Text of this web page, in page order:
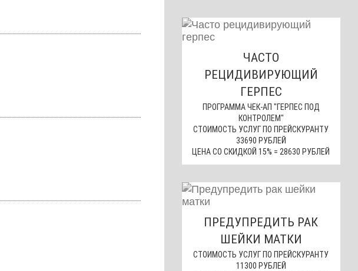
ЧАСТО
РЕЦИДИВИРУЮЩИЙ
ГЕРПЕС
ПРОГРАММА ЧЕК-АП "ГЕРПЕС ПОД
КОНТРОЛЕМ"
СТОИМОСТЬ УСЛУГ ПО ПРЕЙСКУРАНТУ
33690 РУБЛЕЙ
ЦЕНА СО СКИДКОЙ 15% = 28630 РУБЛЕЙ
ПРЕДУПРЕДИТЬ РАК
ШЕЙКИ МАТКИ
СТОИМОСТЬ УСЛУГ ПО ПРЕЙСКУРАНТУ
11300 РУБЛЕЙ